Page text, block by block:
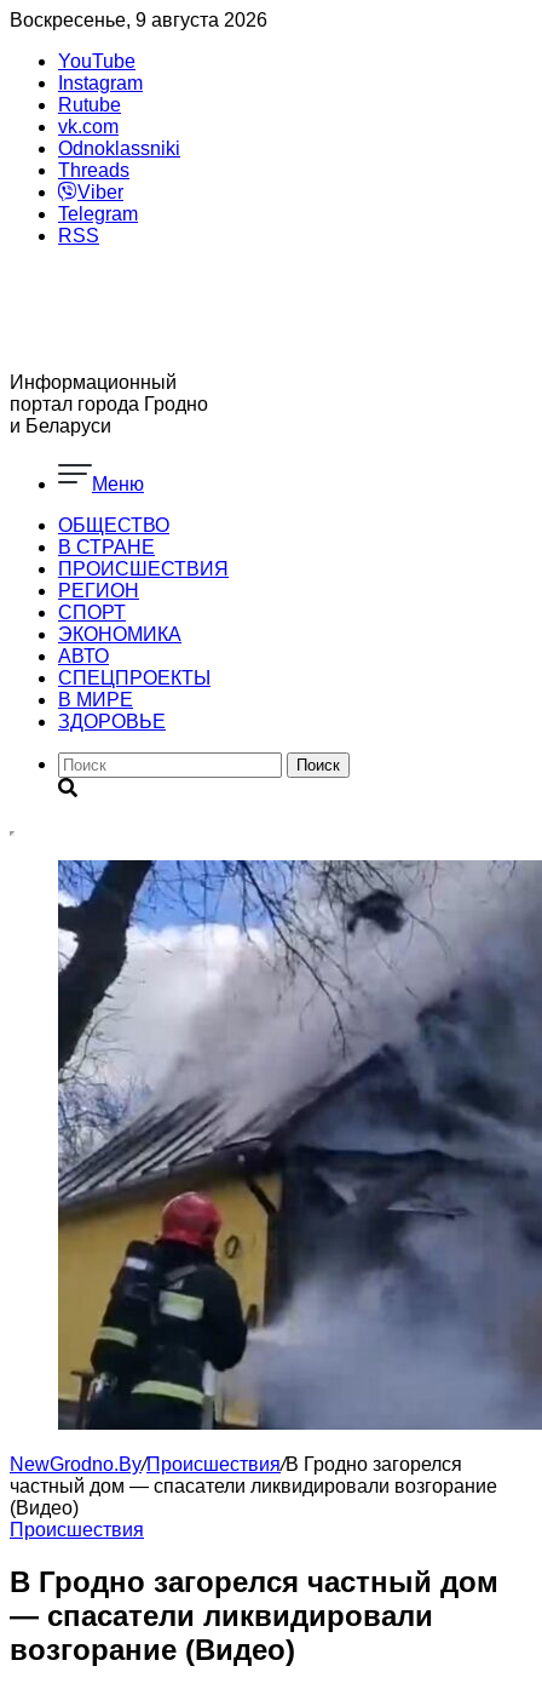
Воскресенье, 9 августа 2026
YouTube
Instagram
Rutube
vk.com
Odnoklassniki
Threads
Viber
Telegram
RSS
Информационный
портал города Гродно
и Беларуси
Меню
ОБЩЕСТВО
В СТРАНЕ
ПРОИСШЕСТВИЯ
РЕГИОН
CПОРТ
ЭКОНОМИКА
АВТО
СПЕЦПРОЕКТЫ
В МИРЕ
ЗДОРОВЬЕ
Поиск
NewGrodno.By/Происшествия/В Гродно загорелся
частный дом — спасатели ликвидировали возгорание
(Видео)
Происшествия
В Гродно загорелся частный дом
— спасатели ликвидировали
возгорание (Видео)